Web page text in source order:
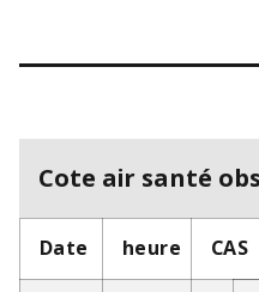
Cote air santé
Date heure CAS